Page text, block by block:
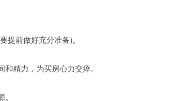
提前做好充分准备)。
精力，为买房心力交瘁。
。